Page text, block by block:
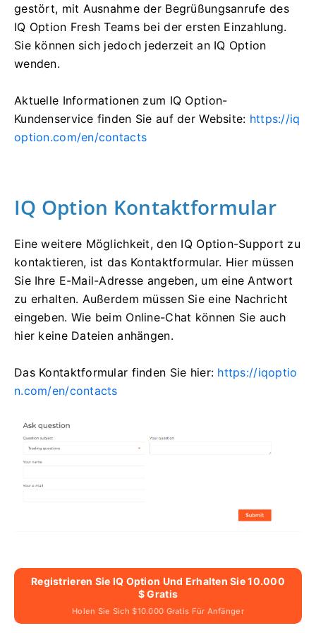
gestört, mit Ausnahme der Begrüßungsanrufe des
IQ Option Fresh Teams bei der ersten Einzahlung.
Sie können sich jedoch jederzeit an IQ Option
wenden.
Aktuelle Informationen zum IQ Option-
Kundenservice finden Sie auf der Website: https://iq
option.com/en/contacts
IQ Option Kontaktformular
Eine weitere Möglichkeit, den IQ Option-Support zu
kontaktieren, ist das Kontaktformular. Hier müssen
Sie Ihre E-Mail-Adresse angeben, um eine Antwort
zu erhalten. Außerdem müssen Sie eine Nachricht
eingeben. Wie beim Online-Chat können Sie auch
hier keine Dateien anhängen.
Das Kontaktformular finden Sie hier: https://iqoptio
n.com/en/contacts
Registrieren Sie IQ Option Und Erhalten Sie 10.000
$ Gratis
Holen Sie Sich $10.000 Gratis Für Anfänger